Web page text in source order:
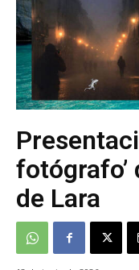
fotógrafo’
de Lara